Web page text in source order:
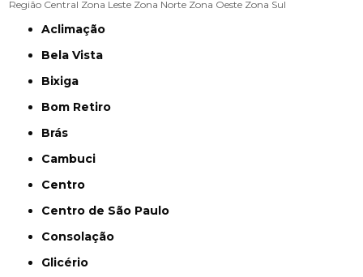
Região Central Zona Leste Zona Norte Zona Oeste Zona Sul
Aclimação
Bela Vista
Bixiga
Bom Retiro
Brás
Cambuci
Centro
Centro de São Paulo
Consolação
Glicério